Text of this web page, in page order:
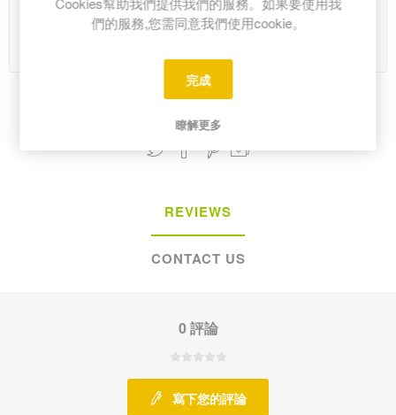
REVIEWS
CONTACT US
0 評論
寫下您的評論
們的服務,您需同意我們使用cookie。
完成
瞭解更多